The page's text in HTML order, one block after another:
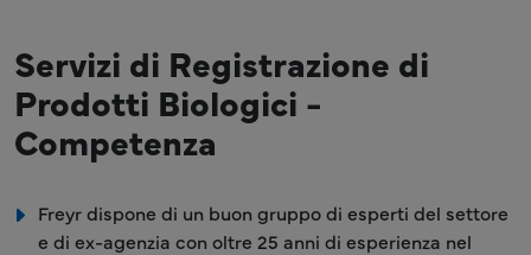
Servizi di Registrazione di
Prodotti Biologici -
Competenza
Freyr dispone di un buon gruppo di esperti del settore
e di ex-agenzia con oltre 25 anni di esperienza nel